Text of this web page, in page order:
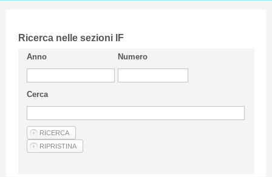
CIFI in breve
Linee Guida
Privacy Policy
Articoli
Ricerca nelle sezioni IF
Anno Numero
Cerca